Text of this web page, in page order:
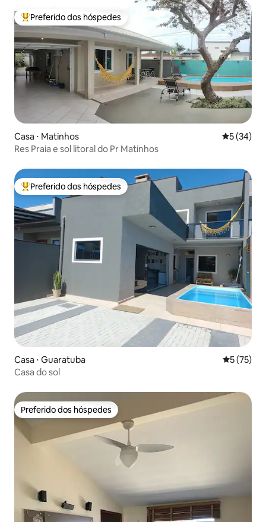
Entre os melhores preferidos dos hóspedes
Preferido dos hóspedes
Casa ⋅ Matinhos 5 de uma
5 (34)
Res Praia e sol litoral do Pr Matinhos
Entre os melhores preferidos dos hóspedes
Preferido dos hóspedes
Casa ⋅ Guaratuba 5 de uma
5 (75)
Casa do sol
Preferido dos hóspedes
Preferido dos hóspedes